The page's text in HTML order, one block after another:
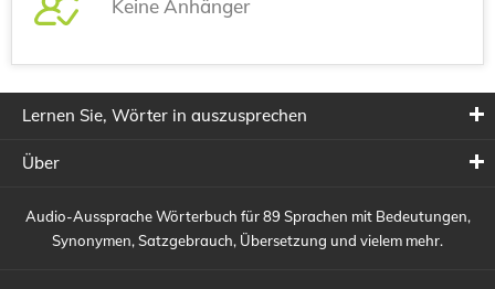
Keine Anhänger
Lernen Sie, Wörter in auszusprechen
Über
Audio-Aussprache Wörterbuch für 89 Sprachen mit Bedeutungen,
Synonymen, Satzgebrauch, Übersetzung und vielem mehr.